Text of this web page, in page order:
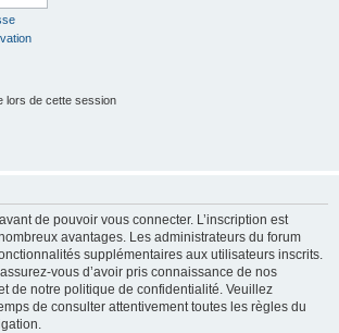
lors de cette session
de pouvoir vous connecter. L’inscription est
avantages. Les administrateurs du forum
supplémentaires aux utilisateurs inscrits.
vous d’avoir pris connaissance de nos
de notre politique de confidentialité. Veuillez
de consulter attentivement toutes les règles du